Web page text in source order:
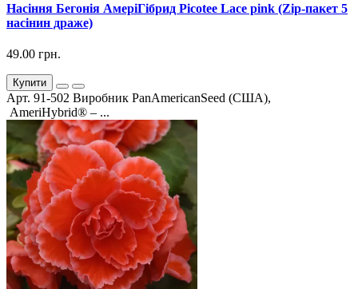
Насіння Бегонія АмеріГібрид Picotee Lace pink (Zip-пакет 5
насінин драже)
49.00 грн.
Купити
Арт. 91-502 Виробник PanAmericanSeed (США),
AmeriHybrid® – ...